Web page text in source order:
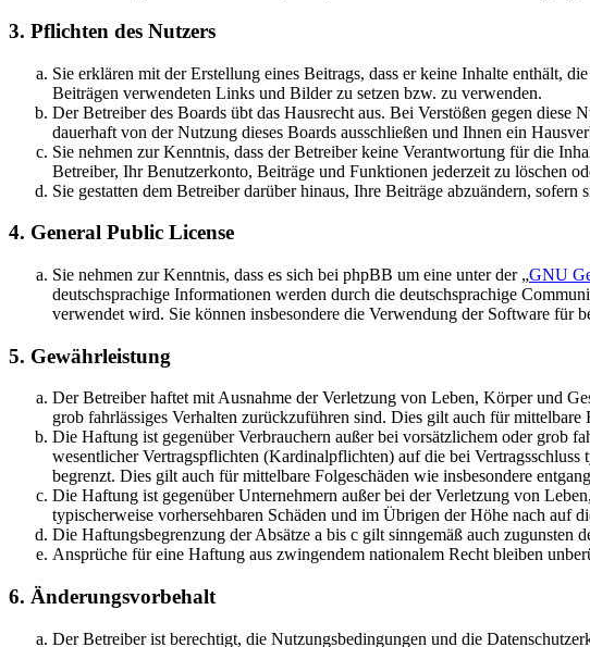
3. Pflichten des Nutzers
Sie erklären mit der Erstellung eines Beitrags, dass er keine Inhalte enthält,
Beiträgen verwendeten Links und Bilder zu setzen bzw. zu verwenden.
Der Betreiber des Boards übt das Hausrecht aus. Bei Verstößen gegen
dauerhaft von der Nutzung dieses Boards ausschließen und Ihnen ein
Sie nehmen zur Kenntnis, dass der Betreiber keine Verantwortung für die
Betreiber, Ihr Benutzerkonto, Beiträge und Funktionen jederzeit zu löschen
Sie gestatten dem Betreiber darüber hinaus, Ihre Beiträge abzuändern,
4. General Public License
Sie nehmen zur Kenntnis, dass es sich bei phpBB um eine unter der „GNU
deutschsprachige Informationen werden durch die deutschsprachige
verwendet wird. Sie können insbesondere die Verwendung der Software für
5. Gewährleistung
Der Betreiber haftet mit Ausnahme der Verletzung von Leben, Körper und
grob fahrlässiges Verhalten zurückzuführen sind. Dies gilt auch für
Die Haftung ist gegenüber Verbrauchern außer bei vorsätzlichem oder grob
wesentlicher Vertragspflichten (Kardinalpflichten) auf die bei
begrenzt. Dies gilt auch für mittelbare Folgeschäden wie insbesondere
Die Haftung ist gegenüber Unternehmern außer bei der Verletzung von
typischerweise vorhersehbaren Schäden und im Übrigen der Höhe nach auf
Die Haftungsbegrenzung der Absätze a bis c gilt sinngemäß auch zugunsten
Ansprüche für eine Haftung aus zwingendem nationalem Recht bleiben
6. Änderungsvorbehalt
Der Betreiber ist berechtigt, die Nutzungsbedingungen und die